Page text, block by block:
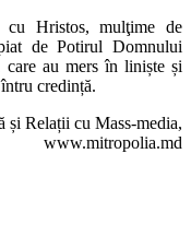
Hristos, mulţime de
de Potirul Domnului
care au mers în liniște și
credință.
și Relații cu Mass-media,
www.mitropolia.md